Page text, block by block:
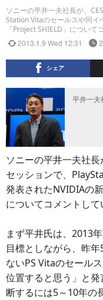
ソニーの平井一夫社長が、
Station Vitaのセールスや同イ
「Project SHIELD」について
2013.1.9 Wed 12:31
シェア
平井一夫
ソニーの平井一夫社
セッションで、
発表されたNVIDIAの
についてコメントして
まず平井氏は、2013
目標としながら、昨
ないPS Vitaのセール
位置すると思う」と
断するには5～10年の